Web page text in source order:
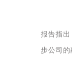
报告指
步公司